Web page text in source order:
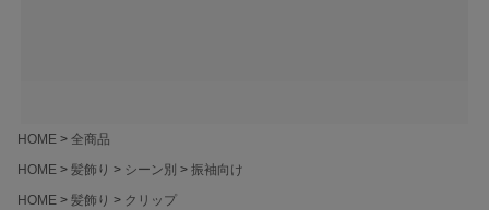
HOME
全商品
HOME
髪飾り シーン別
振袖向け
HOME
髪飾り
クリップ